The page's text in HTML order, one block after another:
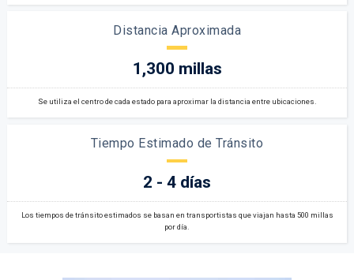
Distancia Aproximada
1,300 millas
Se utiliza el centro de cada estado para aproximar la distancia entre ubicaciones.
Tiempo Estimado de Tránsito
2 - 4 días
Los tiempos de tránsito estimados se basan en transportistas que viajan hasta 500 millas
por día.